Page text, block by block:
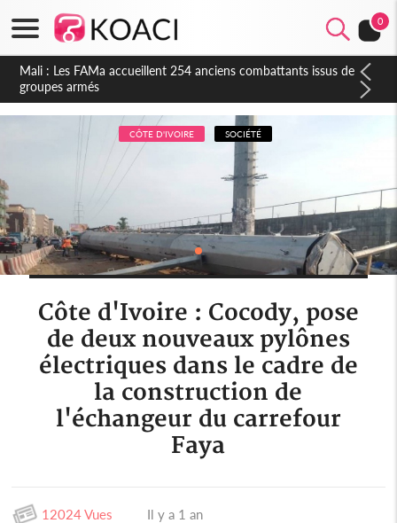
0
CÔTE D'IVOIRE SOCIÉTÉ
Côte d'Ivoire : Cocody, pose
de deux nouveaux pylônes
électriques dans le cadre de
la construction de
l'échangeur du carrefour
Faya
12024 Vues Il y a 1 an